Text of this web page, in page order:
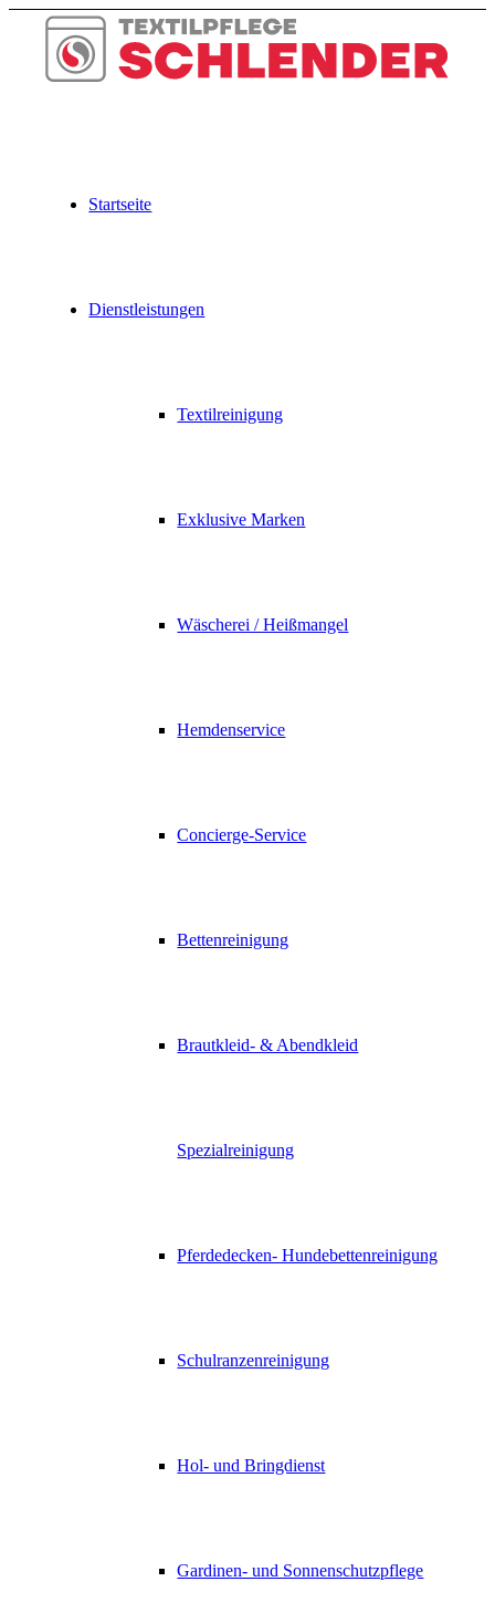
springen
Startseite
Dienstleistungen
Textilreinigung
Exklusive Marken
Wäscherei / Heißmangel
Hemdenservice
Concierge-Service
Bettenreinigung
Brautkleid- & Abendkleid
Spezialreinigung
Pferdedecken- Hundebettenreinigung
Schulranzenreinigung
Hol- und Bringdienst
Gardinen- und Sonnenschutzpflege